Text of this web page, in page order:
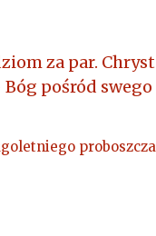
– Rawa
za par.
pośród